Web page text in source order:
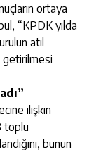
ortaya
“KPDK yılda
atıl
getirilmesi
ilişkin
toplu
bunun